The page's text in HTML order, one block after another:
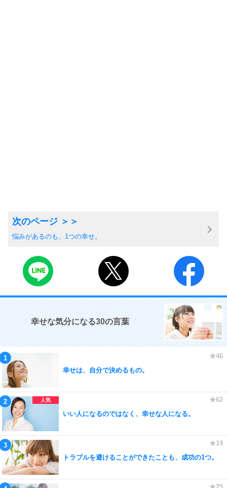
悩みがあるのも、1つの幸せ。
幸せな気分になる30の言葉
幸せは、自分で決めるもの。
いい人になるのではなく、幸せな人になる。
トラブルを避けることができたことも、成功の1つ。